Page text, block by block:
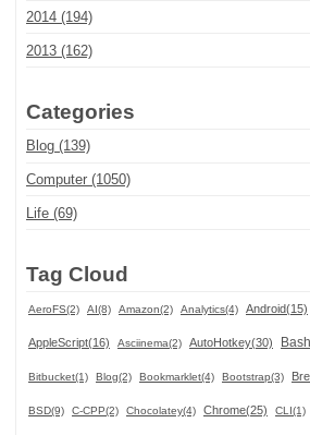
2014 (194)
2013 (162)
Categories
Blog (139)
Computer (1050)
Life (69)
Tag Cloud
AeroFS(2) AI(8) Amazon(2) Analytics(4) Android(15)
AppleScript(16) Asciinema(2) AutoHotkey(30)
Bitbucket(1) Blog(2) Bookmarklet(4) Bootstrap(3)
BSD(9) C-CPP(2) Chocolatey(4) Chrome(25) CLI(1)